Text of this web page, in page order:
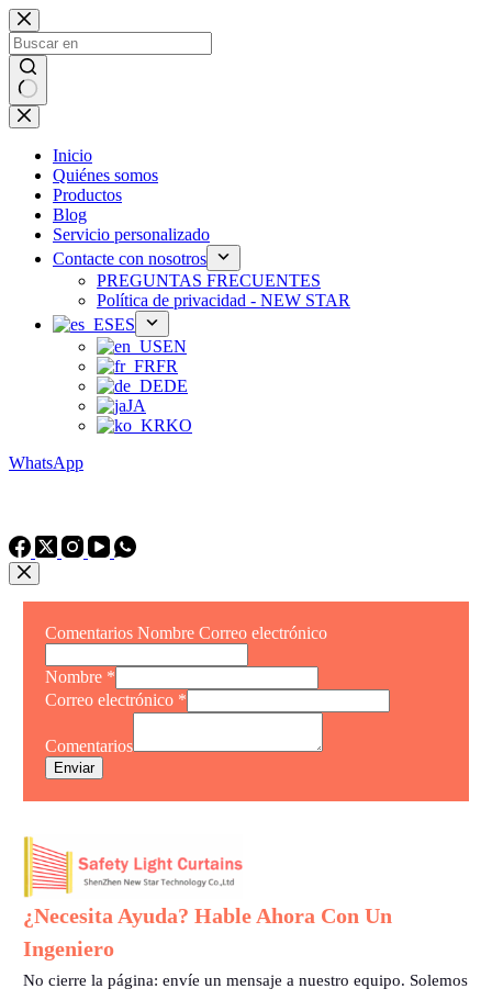
Ir
al
contenido
Sin
resultados
Inicio
Quiénes somos
Productos
Blog
Servicio personalizado
Contacte con nosotros
PREGUNTAS FRECUENTES
Política de privacidad - NEW STAR
ES
EN
FR
DE
JA
KO
WhatsApp
Comentarios Nombre Correo electrónico
Nombre *
Correo electrónico *
Comentarios
Enviar
¿Necesita Ayuda? Hable Ahora Con Un
Ingeniero
No cierre la página: envíe un mensaje a nuestro equipo. Solemos